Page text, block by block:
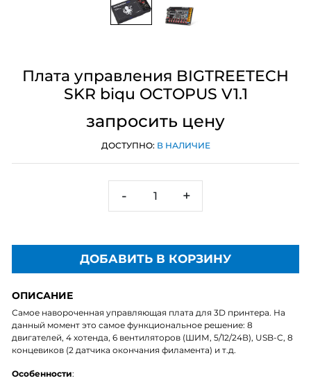
Плата управления BIGTREETECH
SKR biqu OCTOPUS V1.1
запросить цену
ДОСТУПНО: В НАЛИЧИЕ
- +
ДОБАВИТЬ В КОРЗИНУ
ОПИСАНИЕ
Самое навороченная управляющая плата для 3D принтера. На
данный момент это самое функциональное решение: 8
двигателей, 4 хотенда, 6 вентиляторов (ШИМ, 5/12/24В), USB-C, 8
концевиков (2 датчика окончания филамента) и т.д.
Особенности: